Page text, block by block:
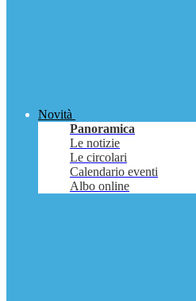
Novità
Panoramica
Le notizie
Le circolari
Calendario eventi
Albo online